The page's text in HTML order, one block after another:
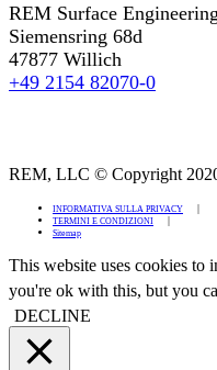
REM Surface
Siemensring 68d
47877 Willich
+49 2154 82070-0
REM, LLC © Copyright
INFORMATIVA SULLA PRIVACY
TERMINI E CONDIZIONI
Sitemap
This website uses cookies to
you're ok with this, but you
DECLINE